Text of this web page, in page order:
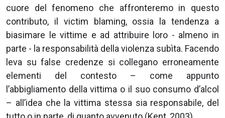
cuore del fenomeno che affronteremo in questo
contributo, il victim blaming, ossia la tendenza a
biasimare le vittime e ad attribuire loro - almeno in
parte - la responsabilità della violenza subìta. Facendo
leva su false credenze si collegano erroneamente
elementi del contesto – come appunto
l’abbigliamento della vittima o il suo consumo d’alcol
– all’idea che la vittima stessa sia responsabile, del